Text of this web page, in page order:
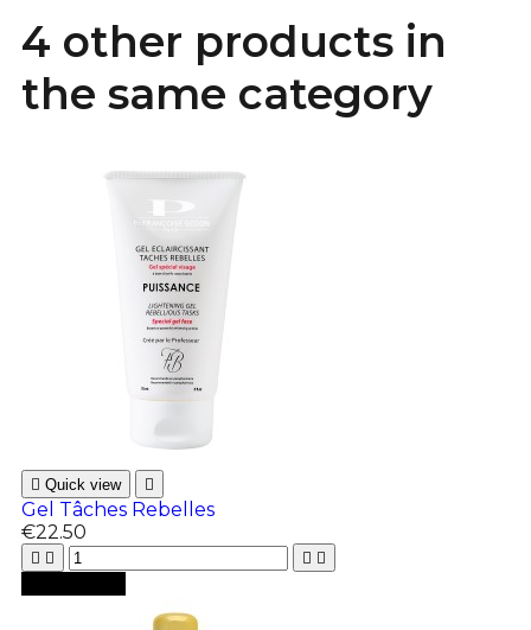
4 other products in
the same category
 Quick view 
Gel Tâches Rebelles
€22.50
   